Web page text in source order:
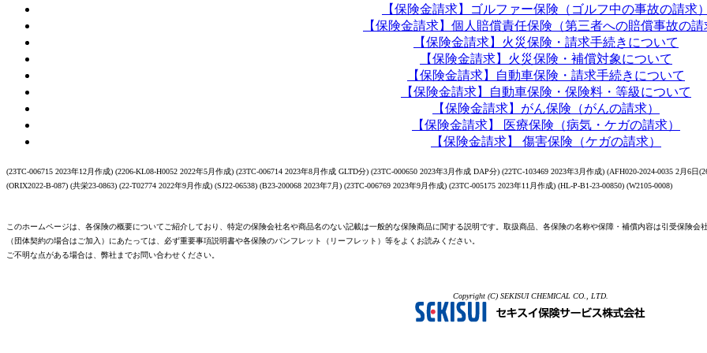
【保険金請求】ゴルファー保険（ゴルフ中の事故の請求）
【保険金請求】個人賠償責任保険（第三者への賠償事故の請
【保険金請求】火災保険・請求手続きについて
【保険金請求】火災保険・補償対象について
【保険金請求】自動車保険・請求手続きについて
【保険金請求】自動車保険・保険料・等級について
【保険金請求】がん保険（がんの請求）
【保険金請求】 医療保険（病気・ケガの請求）
【保険金請求】 傷害保険（ケガの請求）
(23TC-006715 2023年12月作成) (2206-KL08-H0052 2022年5月作成) (23TC-006714 2023年8月作成 GLTD分) (23TC-000650 2023年3月作成 DAP分) (22TC-103469 2023年3月作成) (AFH020-2024-0035 2月6日
(ORIX2022-B-087) (共栄23-0863) (22-T02774 2022年9月作成) (SJ22-06538) (B23-200068 2023年7月) (23TC-006769 2023年9月作成) (23TC-005175 2023年11月作成) (HL-P-B1-23-00850) (W2105-0008)
このホームページは、各保険の概要についてご紹介しており、特定の保険会社名や商品名のない記載は一般的な保険商品に関する説明です。取扱商品、各保険の名称や保障・補償内容は引受保険会
（団体契約の場合はご加入）にあたっては、必ず重要事項説明書や各保険のパンフレット（リーフレット）等をよくお読みください。
ご不明な点がある場合は、弊社までお問い合わせください。
Copyright (C) SEKISUI CHEMICAL CO., LTD.